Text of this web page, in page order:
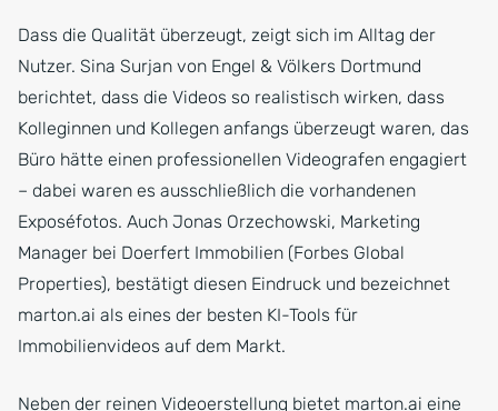
Dass die Qualität überzeugt, zeigt sich im Alltag der
Nutzer. Sina Surjan von Engel & Völkers Dortmund
berichtet, dass die Videos so realistisch wirken, dass
Kolleginnen und Kollegen anfangs überzeugt waren, das
Büro hätte einen professionellen Videografen engagiert
– dabei waren es ausschließlich die vorhandenen
Exposéfotos. Auch Jonas Orzechowski, Marketing
Manager bei Doerfert Immobilien (Forbes Global
Properties), bestätigt diesen Eindruck und bezeichnet
marton.ai als eines der besten KI-Tools für
Immobilienvideos auf dem Markt.
Neben der reinen Videoerstellung bietet marton.ai eine